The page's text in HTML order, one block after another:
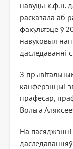
навуцы к.ф.н.
расказала аб
факультэце ў
навуковыя
даследаванні
З
канферэнцыі
прафесар,
Вольга
На пасяджэнні